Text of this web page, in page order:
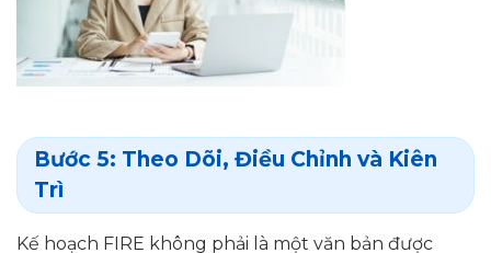
Bước 5: Theo Dõi, Điều Chỉnh và Kiên
Trì
Kế hoạch FIRE không phải là một văn bản được